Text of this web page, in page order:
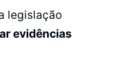
legislação
evidências